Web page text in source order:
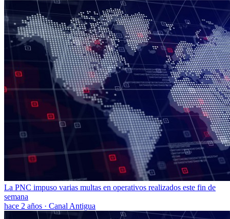
La PNC impuso varias multas en operativos realizados este fin de
semana
hace 2 años · Canal Antigua